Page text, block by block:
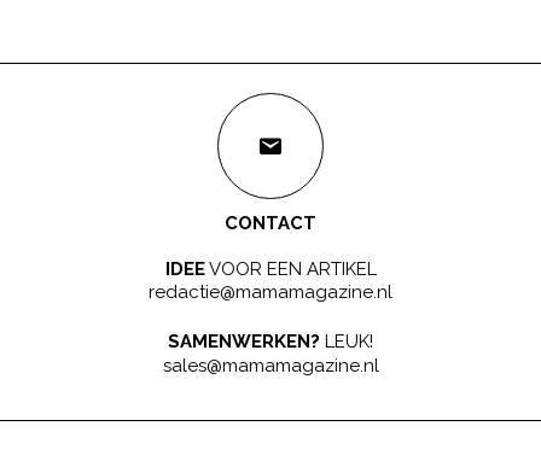
CONTACT
IDEEVOOR EEN ARTIKEL
redactie@mamamagazine.nl
SAMENWERKEN? LEUK!
sales@mamamagazine.nl